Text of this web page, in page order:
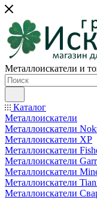
Металлоискатели и
Каталог
Металлоискатели
Металлоискатели
Металлоискатели XP
Металлоискатели
Металлоискатели
Металлоискатели
Металлоискатели
Металлоискатели